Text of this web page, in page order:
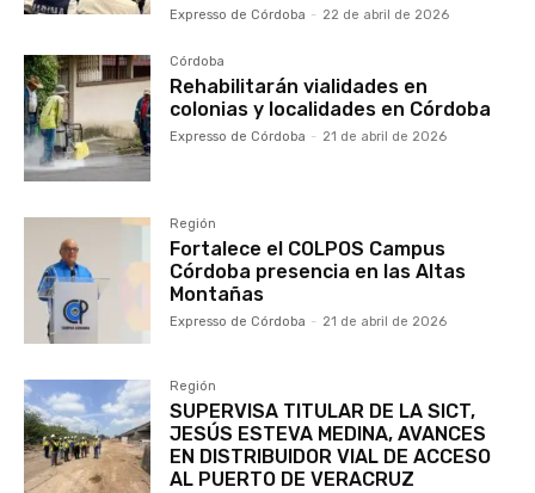
Expresso de Córdoba - 22 de abril de 2026
Córdoba
Rehabilitarán vialidades en
colonias y localidades en Córdoba
Expresso de Córdoba - 21 de abril de 2026
Región
Fortalece el COLPOS Campus
Córdoba presencia en las Altas
Montañas
Expresso de Córdoba - 21 de abril de 2026
Región
SUPERVISA TITULAR DE LA SICT,
JESÚS ESTEVA MEDINA, AVANCES
EN DISTRIBUIDOR VIAL DE ACCESO
AL PUERTO DE VERACRUZ